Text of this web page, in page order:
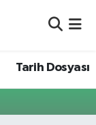
Tarih Dosyası